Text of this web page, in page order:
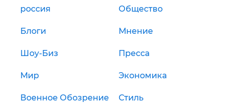
россия Общество
Блоги Мнение
Шоу-Биз Пресса
Мир Экономика
Военное Обозрение Стиль